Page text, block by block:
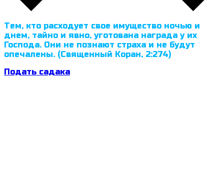
Тем, кто расходует свое имущество ночью и
днем, тайно и явно, уготована награда у их
Господа. Они не познают страха и не будут
опечалены. (Священный Коран, 2:274)
Подать садака